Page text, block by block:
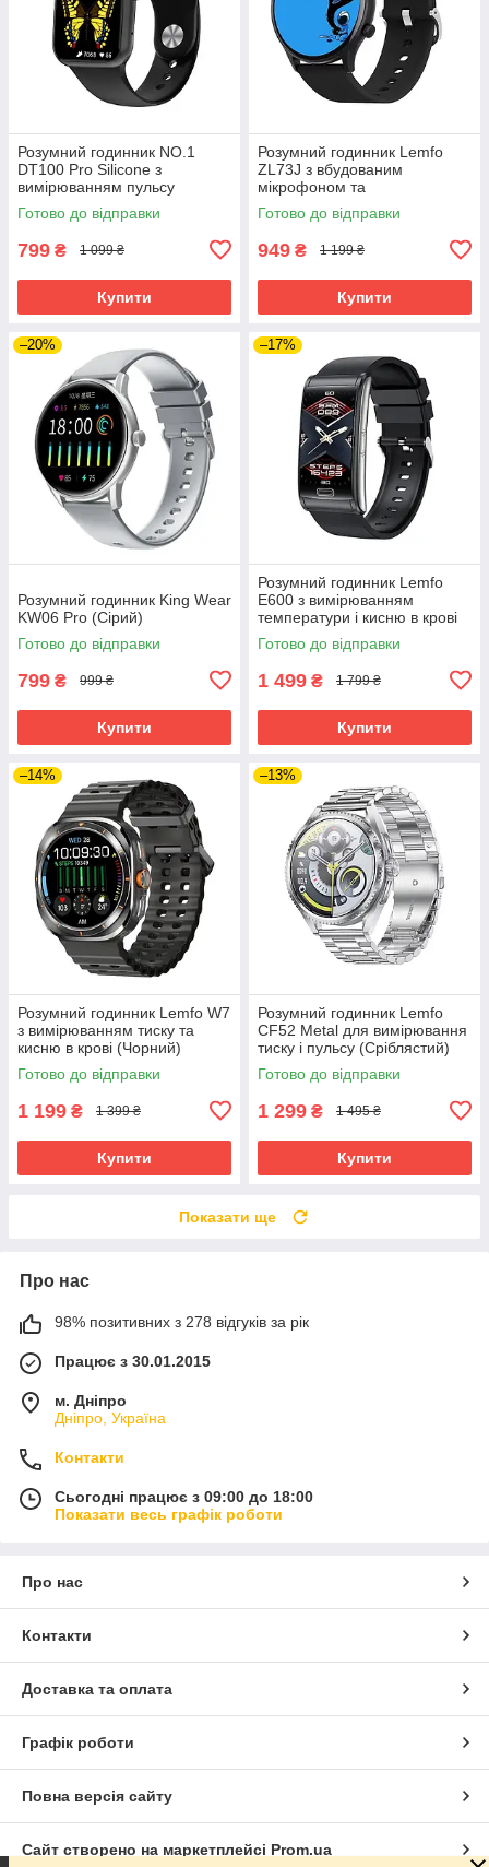
Розумний годинник NO.1
DT100 Pro Silicone з
вимірюванням пульсу
(Чорний)
Готово до відправки
799 ₴ 1 099 ₴
Купити
Розумний годинник Lemfo
ZL73J з вбудованим
мікрофоном та
пульсоксиметром (Чорний)
Готово до відправки
949 ₴ 1 199 ₴
Купити
–20%
Розумний годинник King Wear
KW06 Pro (Сірий)
Готово до відправки
799 ₴ 999 ₴
Купити
–17%
Розумний годинник Lemfo
E600 з вимірюванням
температури і кисню в крові
(Чорний)
Готово до відправки
1 499 ₴ 1 799 ₴
Купити
–14%
Розумний годинник Lemfo W7
з вимірюванням тиску та
кисню в крові (Чорний)
Готово до відправки
1 199 ₴ 1 399 ₴
Купити
–13%
Розумний годинник Lemfo
CF52 Metal для вимірювання
тиску і пульсу (Сріблястий)
Готово до відправки
1 299 ₴ 1 495 ₴
Купити
Показати ще
Про нас
98% позитивних з 278 відгуків за рік
Працює з 30.01.2015
м. Дніпро
Дніпро, Україна
Контакти
Сьогодні працює з 09:00 до 18:00
Показати весь графік роботи
Про нас
Контакти
Доставка та оплата
Графік роботи
Повна версія сайту
Сайт створено на маркетплейсі Prom.ua